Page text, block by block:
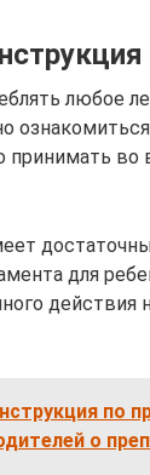
любое
принимать
для
по
о